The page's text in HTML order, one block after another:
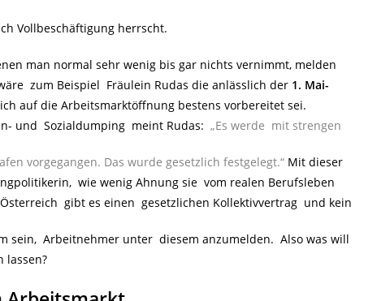
Vollbeschäftigung herrscht.
man normal sehr wenig bis gar nichts vernimmt, melden
zum Beispiel Fräulein Rudas die anlässlich der 1. Mai-
auf die Arbeitsmarktöffnung bestens vorbereitet sei.
und Sozialdumping meint Rudas: „Es werde mit strengen
vorgegangen. Das wurde gesetzlich festgelegt.“ Mit dieser
wie wenig Ahnung sie vom realen Berufsleben
gibt es einen gesetzlichen Kollektivvertrag und kein
sein, Arbeitnehmer unter diesem anzumelden. Also was will
lassen?